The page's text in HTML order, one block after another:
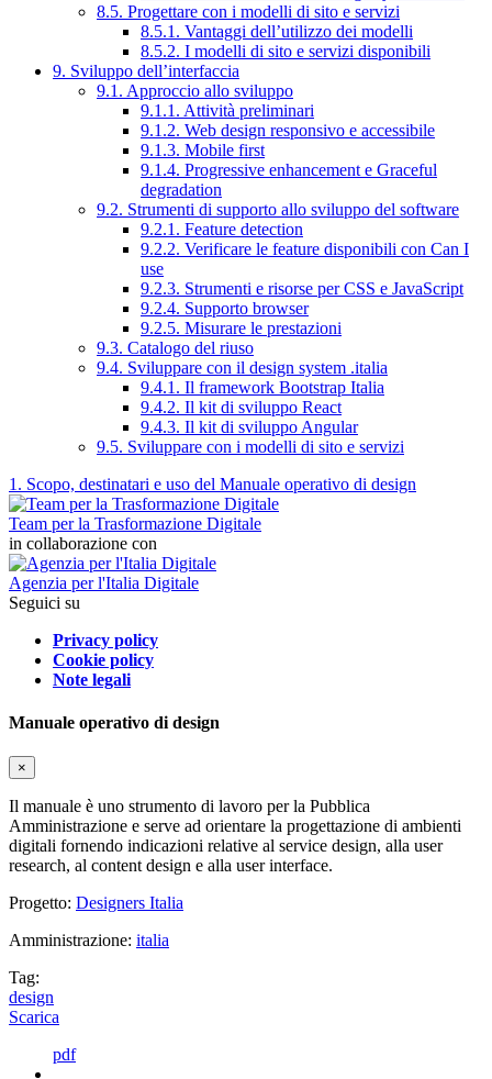
8.5. Progettare con i modelli di sito e servizi
8.5.1. Vantaggi dell’utilizzo dei modelli
8.5.2. I modelli di sito e servizi disponibili
9. Sviluppo dell’interfaccia
9.1. Approccio allo sviluppo
9.1.1. Attività preliminari
9.1.2. Web design responsivo e accessibile
9.1.3. Mobile first
9.1.4. Progressive enhancement e Graceful
degradation
9.2. Strumenti di supporto allo sviluppo del software
9.2.1. Feature detection
9.2.2. Verificare le feature disponibili con Can I
use
9.2.3. Strumenti e risorse per CSS e JavaScript
9.2.4. Supporto browser
9.2.5. Misurare le prestazioni
9.3. Catalogo del riuso
9.4. Sviluppare con il design system .italia
9.4.1. Il framework Bootstrap Italia
9.4.2. Il kit di sviluppo React
9.4.3. Il kit di sviluppo Angular
9.5. Sviluppare con i modelli di sito e servizi
1. Scopo, destinatari e uso del Manuale operativo di design
Team per la Trasformazione Digitale
in collaborazione con
Agenzia per l'Italia Digitale
Seguici su
Privacy policy
Cookie policy
Note legali
Manuale operativo di design
×
Il manuale è uno strumento di lavoro per la Pubblica
Amministrazione e serve ad orientare la progettazione di ambienti
digitali fornendo indicazioni relative al service design, alla user
research, al content design e alla user interface.
Progetto: Designers Italia
Amministrazione: italia
Tag:
design
Scarica
pdf